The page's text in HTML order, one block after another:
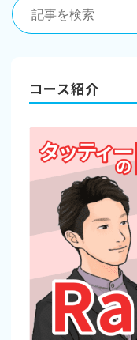
コース紹介